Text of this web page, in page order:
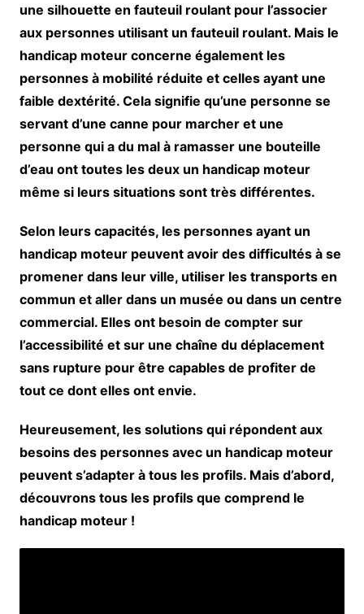
une silhouette en fauteuil roulant pour l’associer
aux personnes utilisant un fauteuil roulant. Mais le
handicap moteur concerne également les
personnes à mobilité réduite et celles ayant une
faible dextérité. Cela signifie qu’une personne se
servant d’une canne pour marcher et une
personne qui a du mal à ramasser une bouteille
d’eau ont toutes les deux un handicap moteur
même si leurs situations sont très différentes.
Selon leurs capacités, les personnes ayant un
handicap moteur peuvent avoir des difficultés à se
promener dans leur ville, utiliser les transports en
commun et aller dans un musée ou dans un centre
commercial. Elles ont besoin de compter sur
l’accessibilité et sur une chaîne du déplacement
sans rupture pour être capables de profiter de
tout ce dont elles ont envie.
Heureusement, les solutions qui répondent aux
besoins des personnes avec un handicap moteur
peuvent s’adapter à tous les profils. Mais d’abord,
découvrons tous les profils que comprend le
handicap moteur !